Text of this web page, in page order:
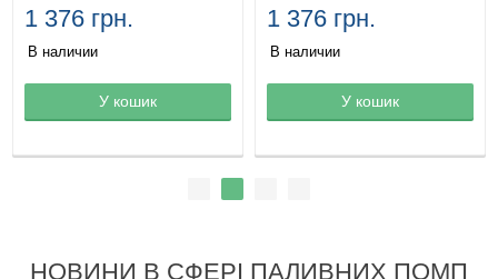
Товар в корзине
1 376 грн.
В наличии
У кошик Товар в корзине
1 376 грн.
В наличии
У кошик
НОВИНИ В СФЕРІ ПАЛИВНИХ ПОМП